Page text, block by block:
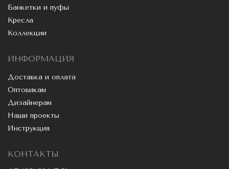
Банкетки и пуфы
Кресла
Коллекции
ИНФОРМАЦИЯ
Доставка и оплата
Оптовикам
Дизайнерам
Наши проекты
Инструкция
КОНТАКТЫ